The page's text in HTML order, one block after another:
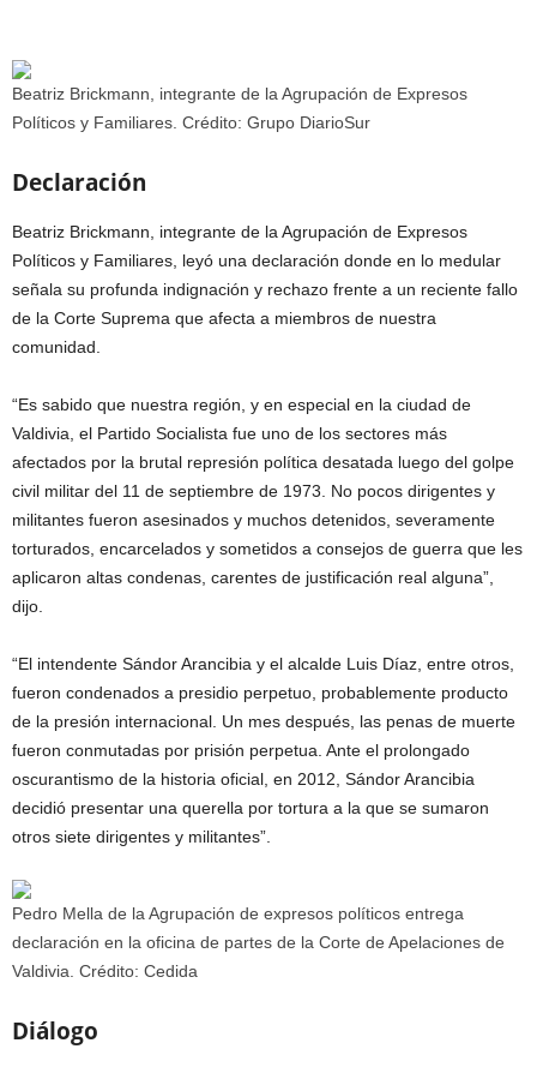
Beatriz Brickmann, integrante de la Agrupación de Expresos
Políticos y Familiares. Crédito: Grupo DiarioSur
Declaración
Beatriz Brickmann, integrante de la Agrupación de Expresos
Políticos y Familiares, leyó una declaración donde en lo medular
señala su profunda indignación y rechazo frente a un reciente fallo
de la Corte Suprema que afecta a miembros de nuestra
comunidad.
“Es sabido que nuestra región, y en especial en la ciudad de
Valdivia, el Partido Socialista fue uno de los sectores más
afectados por la brutal represión política desatada luego del golpe
civil militar del 11 de septiembre de 1973. No pocos dirigentes y
militantes fueron asesinados y muchos detenidos, severamente
torturados, encarcelados y sometidos a consejos de guerra que les
aplicaron altas condenas, carentes de justificación real alguna”,
dijo.
“El intendente Sándor Arancibia y el alcalde Luis Díaz, entre otros,
fueron condenados a presidio perpetuo, probablemente producto
de la presión internacional. Un mes después, las penas de muerte
fueron conmutadas por prisión perpetua. Ante el prolongado
oscurantismo de la historia oficial, en 2012, Sándor Arancibia
decidió presentar una querella por tortura a la que se sumaron
otros siete dirigentes y militantes”.
Pedro Mella de la Agrupación de expresos políticos entrega
declaración en la oficina de partes de la Corte de Apelaciones de
Valdivia. Crédito: Cedida
Diálogo